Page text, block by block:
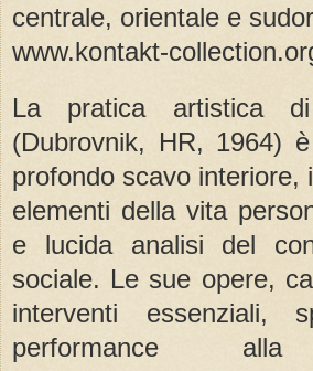
centrale, orientale e
www.kontakt-
La pratica artistica
(Dubrovnik, HR, 1964)
profondo scavo interiore,
elementi della vita
e lucida analisi del
sociale. Le sue opere,
interventi essenziali,
performance alla